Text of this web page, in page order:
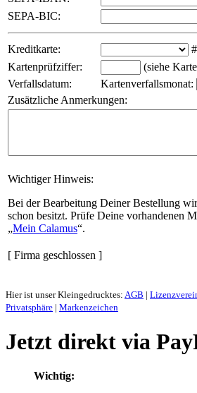
SEPA-BIC:
Kreditkarte:
Kartenprüfziffer:
(siehe
Verfallsdatum:
Kartenverfallsmonat:
Zusätzliche Anmerkungen:
Wichtiger Hinweis:
Bei der Bearbeitung Deiner Bestellung
schon besitzt. Prüfe Deine vorhandenen
Mein Calamus .
[ Firma geschlossen ]
Hier ist unser Kleingedrucktes: AGB |
Privatsphäre | Markenzeichen
Jetzt direkt via
Wichtig: